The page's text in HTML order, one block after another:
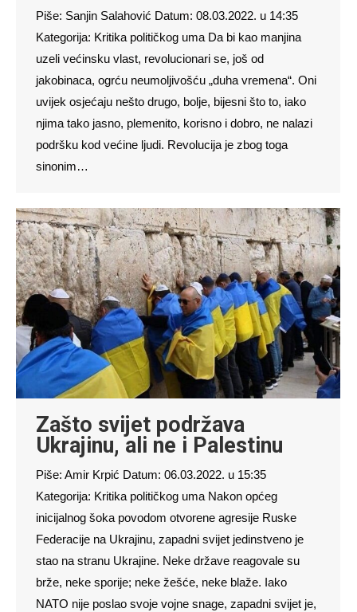
Piše: Sanjin Salahović Datum: 08.03.2022. u 14:35
Kategorija: Kritika političkog uma Da bi kao manjina
uzeli većinsku vlast, revolucionari se, još od
jakobinaca, ogrću neumoljivošću „duha vremena“. Oni
uvijek osjećaju nešto drugo, bolje, bijesni što to, iako
njima tako jasno, plemenito, korisno i dobro, ne nalazi
podršku kod većine ljudi. Revolucija je zbog toga
sinonim…
Zašto svijet podržava
Ukrajinu, ali ne i Palestinu
Piše: Amir Krpić Datum: 06.03.2022. u 15:35
Kategorija: Kritika političkog uma Nakon općeg
inicijalnog šoka povodom otvorene agresije Ruske
Federacije na Ukrajinu, zapadni svijet jedinstveno je
stao na stranu Ukrajine. Neke države reagovale su
brže, neke sporije; neke žešće, neke blaže. Iako
NATO nije poslao svoje vojne snage, zapadni svijet je,